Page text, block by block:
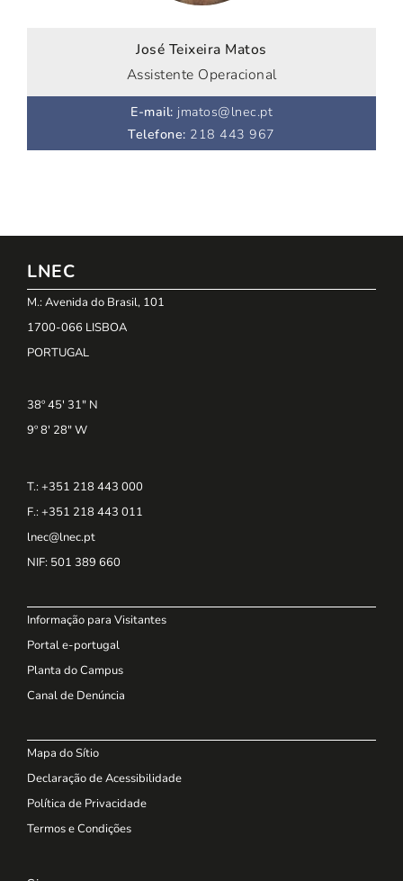
José Teixeira Matos
Assistente Operacional
E-mail: jmatos@lnec.pt
Telefone: 218 443 967
LNEC
M.: Avenida do Brasil, 101
1700-066 LISBOA
PORTUGAL
38º 45' 31" N
9º 8' 28" W
T.: +351 218 443 000
F.: +351 218 443 011
lnec@lnec.pt
NIF: 501 389 660
Informação para Visitantes
Portal e-portugal
Planta do Campus
Canal de Denúncia
Mapa do Sítio
Declaração de Acessibilidade
Política de Privacidade
Termos e Condições